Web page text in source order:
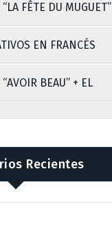
FÊTE DU MUGUET”
EN FRANCÉS
BEAU” + EL
Recientes